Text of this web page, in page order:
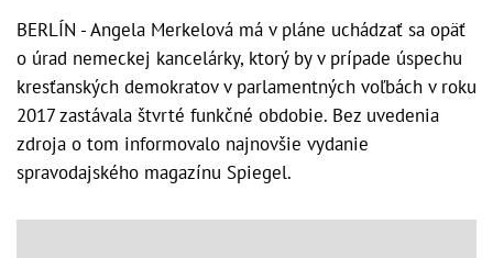
BERLÍN - Angela Merkelová má v pláne uchádzať sa opäť
o úrad nemeckej kancelárky, ktorý by v prípade úspechu
kresťanských demokratov v parlamentných voľbách v roku
2017 zastávala štvrté funkčné obdobie. Bez uvedenia
zdroja o tom informovalo najnovšie vydanie
spravodajského magazínu Spiegel.